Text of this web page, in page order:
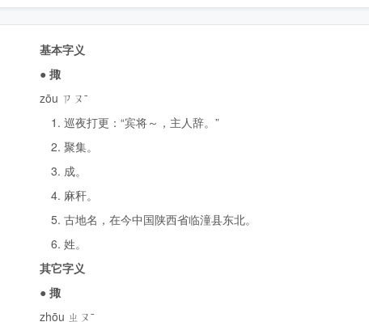
基本字义
●掫
zōu ㄗㄡˉ
1. 巡夜打更：“宾将～，主人辞。”
2. 聚集。
3. 成。
4. 麻秆。
5. 古地名，在今中国陕西省临潼县东北。
6. 姓。
其它字义
●掫
zhōu ㄓㄡˉ